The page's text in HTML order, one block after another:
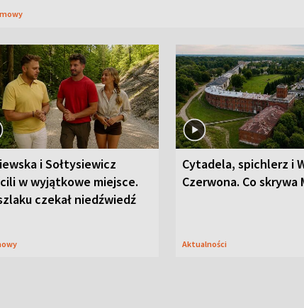
i Sołtysiewicz
w wyjątkowe miejsce.
czekał niedźwiedź
Cytadela, spichlerz i
Czerwona. Co skrywa
Aktualności